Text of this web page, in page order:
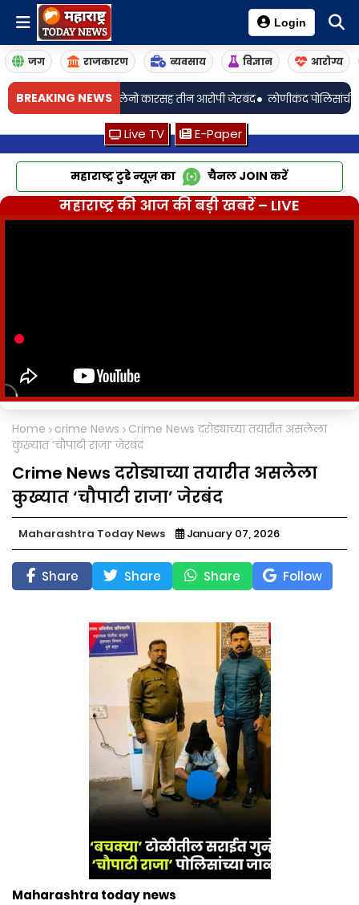
Login
जग राजकारण व्यवसाय विज्ञान आरोग्य
BREAKING NEWS
व बलेनो कारसह तीन आरोपी जेरबंद• लोणीकंद पोलिसांची अमली
Live TV E-Paper
महाराष्ट्र टुडे न्यूज़ का चैनल JOIN करें
महाराष्ट्र की आज की बड़ी खबरें – LIVE
Home crime News
Crime News दरोड्याच्या तयारीत असलेला
कुख्यात ‘चौपाटी राजा’ जेरबंद
Crime News दरोड्याच्या तयारीत असलेला
कुख्यात ‘चौपाटी राजा’ जेरबंद
Maharashtra Today News January 07, 2026
Share Share Share Follow
Maharashtra today news